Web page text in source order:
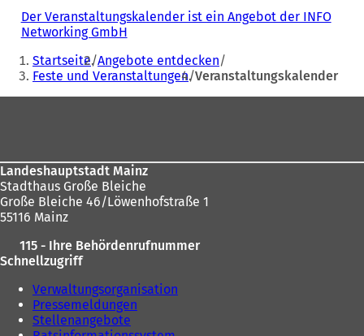
Der Veranstaltungskalender ist ein Angebot der INFO
Networking GmbH
Sie
befinden
sich
Startseite Angebote entdecken
Feste und Veranstaltungen Veranstaltungskalender
Landeshauptstadt Mainz
Stadthaus Große Bleiche
Große Bleiche 46/Löwenhofstraße 1
55116 Mainz
115 - Ihre Behördenrufnummer
Schnellzugriff
Verwaltungsorganisation
Pressemeldungen
Stellenangebote